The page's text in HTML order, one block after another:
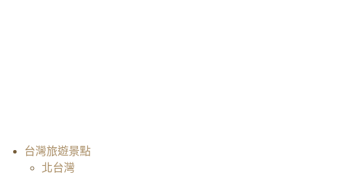
台灣旅遊景點
北台灣